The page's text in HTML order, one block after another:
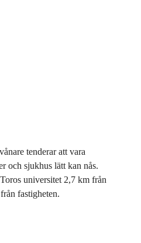
tenderar att vara
och sjukhus lätt kan nås.
universitet 2,7 km från
fastigheten.